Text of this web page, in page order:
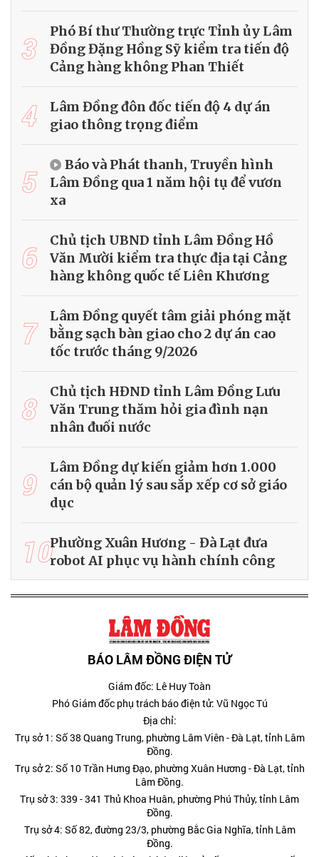
3
Phó Bí thư Thường trực Tỉnh ủy Lâm
Đồng Đặng Hồng Sỹ kiểm tra tiến độ
Cảng hàng không Phan Thiết
4
Lâm Đồng đôn đốc tiến độ 4 dự án
giao thông trọng điểm
5
Báo và Phát thanh, Truyền hình
Lâm Đồng qua 1 năm hội tụ để vươn
xa
6
Chủ tịch UBND tỉnh Lâm Đồng Hồ
Văn Mười kiểm tra thực địa tại Cảng
hàng không quốc tế Liên Khương
7
Lâm Đồng quyết tâm giải phóng mặt
bằng sạch bàn giao cho 2 dự án cao
tốc trước tháng 9/2026
8
Chủ tịch HĐND tỉnh Lâm Đồng Lưu
Văn Trung thăm hỏi gia đình nạn
nhân đuối nước
9
Lâm Đồng dự kiến giảm hơn 1.000
cán bộ quản lý sau sắp xếp cơ sở giáo
dục
10Phường Xuân Hương - Đà Lạt đưa
robot AI phục vụ hành chính công
BÁO LÂM ĐỒNG ĐIỆN TỬ
Giám đốc: Lê Huy Toàn
Phó Giám đốc phụ trách báo điện tử: Vũ Ngọc Tú
Địa chỉ:
Trụ sở 1: Số 38 Quang Trung, phường Lâm Viên - Đà Lạt, tỉnh Lâm
Đồng.
Trụ sở 2: Số 10 Trần Hưng Đạo, phường Xuân Hương - Đà Lạt, tỉnh
Lâm Đồng.
Trụ sở 3: 339 - 341 Thủ Khoa Huân, phường Phú Thủy, tỉnh Lâm
Đồng.
Trụ sở 4: Số 82, đường 23/3, phường Bắc Gia Nghĩa, tỉnh Lâm
Đồng.